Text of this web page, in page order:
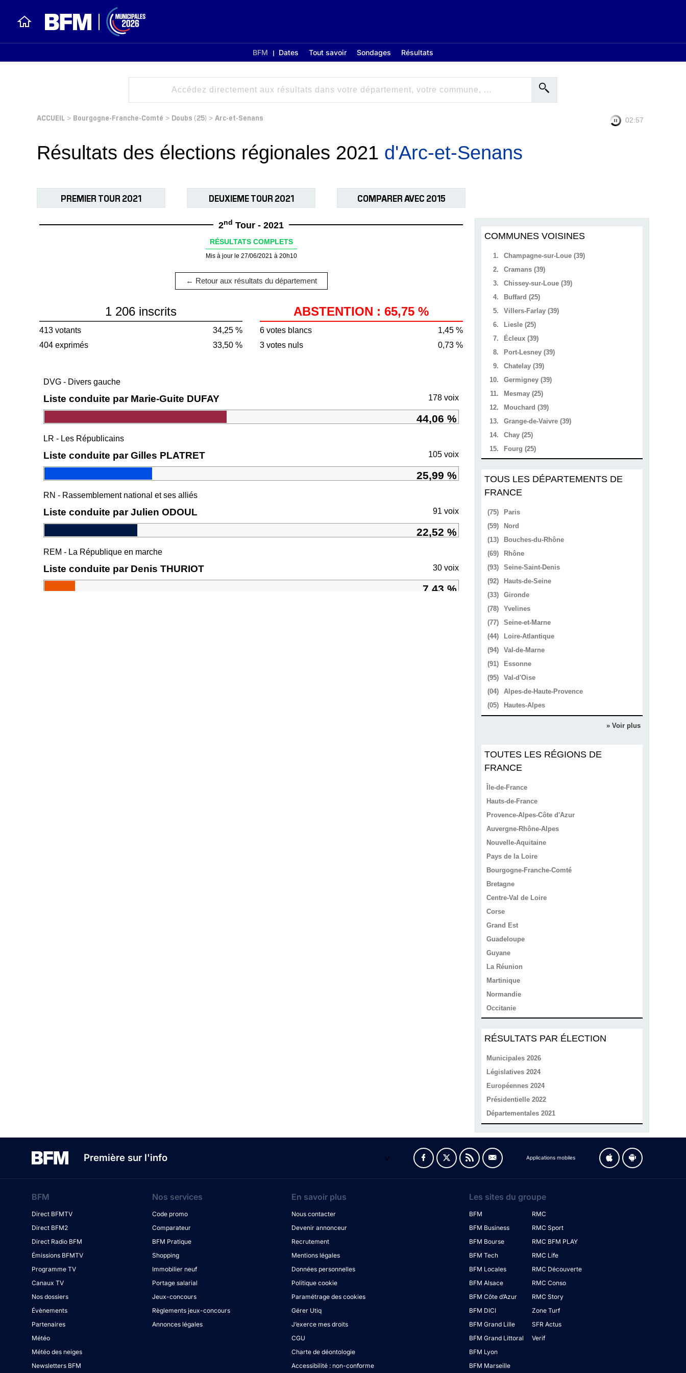
BFM Dates Tout savoir Sondages Résultats
ACCUEIL > Bourgogne-Franche-Comté > Doubs (25) > Arc-et-Senans 02:56
Résultats des élections régionales 2021 d'Arc-et-Senans
PREMIER TOUR 2021 DEUXIEME TOUR 2021 COMPARER AVEC 2015
2nd Tour - 2021
RÉSULTATS COMPLETS
Mis à jour le 27/06/2021 à 20h10
← Retour aux résultats du département
1 206 inscrits
413 votants
34,25 %
404 exprimés
33,50 %
ABSTENTION : 65,75 %
6 votes blancs
1,45 %
3 votes nuls
0,73 %
DVG - Divers gauche
Liste conduite par Marie-Guite DUFAY 178 voix
44,06 %
LR - Les Républicains
Liste conduite par Gilles PLATRET 105 voix
25,99 %
RN - Rassemblement national et ses alliés
Liste conduite par Julien ODOUL 91 voix
22,52 %
REM - La République en marche
Liste conduite par Denis THURIOT 30 voix
7,43 %
COMMUNES VOISINES
1.
Champagne-sur-Loue (39)
2.
Cramans (39)
3.
Chissey-sur-Loue (39)
4.
Buffard (25)
5.
Villers-Farlay (39)
6.
Liesle (25)
7.
Écleux (39)
8.
Port-Lesney (39)
9.
Chatelay (39)
10.
Germigney (39)
11.
Mesmay (25)
12.
Mouchard (39)
13.
Grange-de-Vaivre (39)
14.
Chay (25)
15.
Fourg (25)
TOUS LES DÉPARTEMENTS DE
FRANCE
(75)
Paris
(59)
Nord
(13)
Bouches-du-Rhône
(69)
Rhône
(93)
Seine-Saint-Denis
(92)
Hauts-de-Seine
(33)
Gironde
(78)
Yvelines
(77)
Seine-et-Marne
(44)
Loire-Atlantique
(94)
Val-de-Marne
(91)
Essonne
(95)
Val-d'Oise
(04)
Alpes-de-Haute-Provence
(05)
Hautes-Alpes
» Voir plus
TOUTES LES RÉGIONS DE
FRANCE
Île-de-France
Hauts-de-France
Provence-Alpes-Côte d'Azur
Auvergne-Rhône-Alpes
Nouvelle-Aquitaine
Pays de la Loire
Bourgogne-Franche-Comté
Bretagne
Centre-Val de Loire
Corse
Grand Est
Guadeloupe
Guyane
La Réunion
Martinique
Normandie
Occitanie
RÉSULTATS PAR ÉLECTION
Municipales 2026
Législatives 2024
Européennes 2024
Présidentielle 2022
Départementales 2021
Première sur l'info v Applications mobiles
BFM
Direct BFMTV
Direct BFM2
Direct Radio BFM
Émissions BFMTV
Programme TV
Canaux TV
Nos dossiers
Évènements
Partenaires
Météo
Météo des neiges
Newsletters BFM
Nos services
Code promo
Comparateur
BFM Pratique
Shopping
Immobilier neuf
Portage salarial
Jeux-concours
Règlements jeux-concours
Annonces légales
En savoir plus
Nous contacter
Devenir annonceur
Recrutement
Mentions légales
Données personnelles
Politique cookie
Paramétrage des cookies
Gérer Utiq
J’exerce mes droits
CGU
Charte de déontologie
Accessibilité : non-conforme
Les sites du groupe
BFM
BFM Business
BFM Bourse
BFM Tech
BFM Locales
BFM Alsace
BFM Côte d’Azur
BFM DICI
BFM Grand Lille
BFM Grand Littoral
BFM Lyon
BFM Marseille
RMC
RMC Sport
RMC BFM PLAY
RMC Life
RMC Découverte
RMC Conso
RMC Story
Zone Turf
SFR Actus
Verif